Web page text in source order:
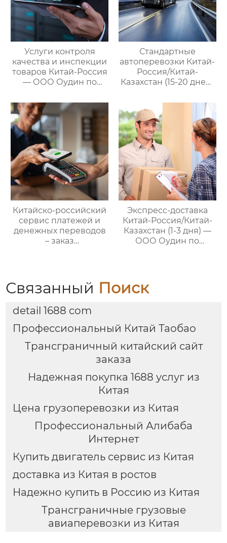
Услуги контроля
качества и инспекции
товаров Китай-Россия
— ООО Оудин по
международными
цепями поставок
Стандартные
автоперевозки Китай-
Россия/Китай-
Казахстан (15-20 дней)
управлению
международными
цепями поставок
Китайско-российский
сервис платежей и
денежных переводов
– заказ
Экспресс-доставка
Китай-Россия/Китай-
Казахстан (1-3 дня) —
ООО Оудин по
Связанный Поиск
detail 1688 com
Профессиональный Китай Таобао
Трансграничный китайский сайт
заказа
Надежная покупка 1688 услуг из
Китая
Цена грузоперевозки из Китая
Профессиональный Алибаба
Интернет
Купить двигатель сервис из Китая
доставка из Китая в ростов
Надежно купить в Россию из Китая
Трансграничные грузовые
авиаперевозки из Китая